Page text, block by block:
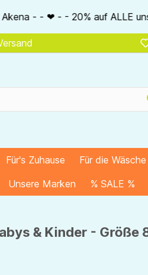
unsere Alkena-Artikel
Für's Zuhause Für die Wäsche
Unsere Marken
% SALE %
& Kinder - Größe